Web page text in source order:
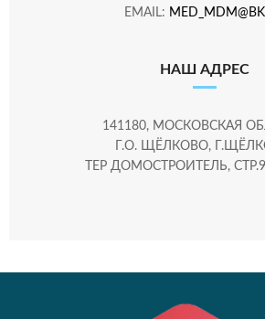
EMAIL:
НАШ АДРЕС
141180, МОСКОВСКАЯ
Г.О. ЩЁЛКОВО,
ТЕР ДОМОСТРОИТЕЛЬ,